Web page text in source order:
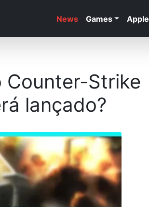
News Games Apple
Counter-Strike
lançado?